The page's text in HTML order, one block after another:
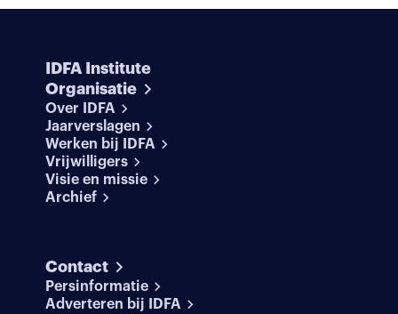
IDFA Institute
Organisatie
Over IDFA
Jaarverslagen
Werken bij IDFA
Vrijwilligers
Visie en missie
Archief
Contact
Persinformatie
Adverteren bij IDFA